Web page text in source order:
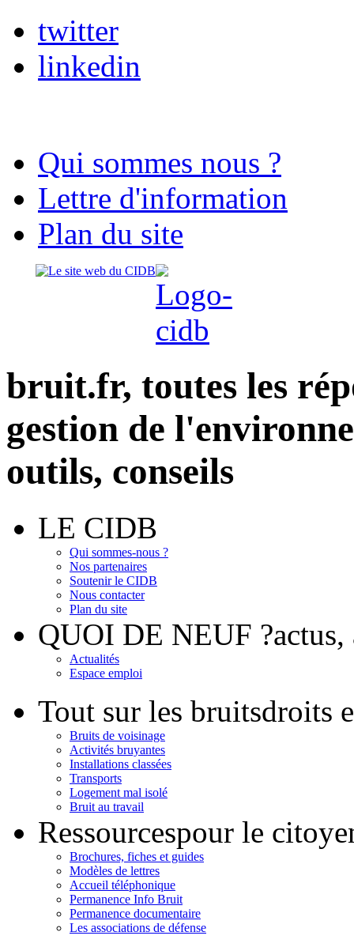
twitter
linkedin
Qui sommes nous ?
Lettre d'information
Plan du site
bruit.fr, toutes les
gestion de
outils, conseils
LE CIDB
Qui sommes-nous ?
Nos partenaires
Soutenir le CIDB
Nous contacter
Plan du site
QUOI DE NEUF ?
Actualités
Espace emploi
Tout sur les bruitsdroits
Bruits de voisinage
Activités bruyantes
Installations classées
Transports
Logement mal isolé
Bruit au travail
Ressourcespour le
Brochures, fiches et guides
Modèles de lettres
Accueil téléphonique
Permanence Info Bruit
Permanence documentaire
Les associations de défense